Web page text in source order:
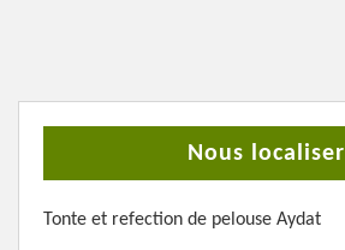
Nous localiser
Tonte et refection de pelouse Aydat